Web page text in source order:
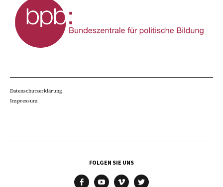
Datenschutzerklärung
Impressum
FOLGEN SIE UNS